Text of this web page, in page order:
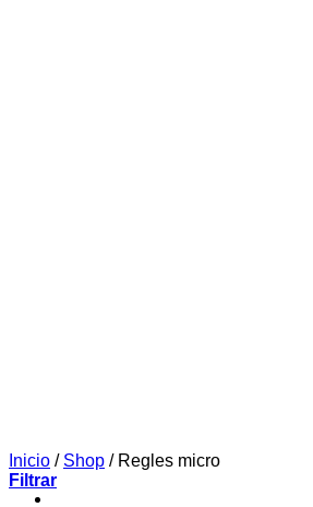
Inicio / Shop /Regles micro
Filtrar